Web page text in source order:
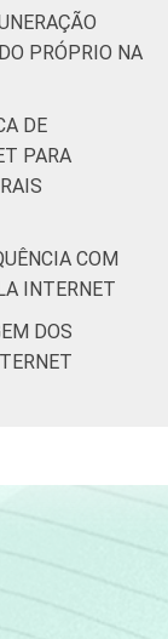
5
6
1
10
PRÓPRIO NA
DE
PARA
COM
INTERNET
DOS